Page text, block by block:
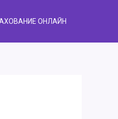
ОНЛАЙН